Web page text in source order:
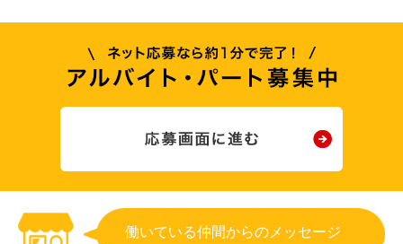
働いている仲間からのメッセージ